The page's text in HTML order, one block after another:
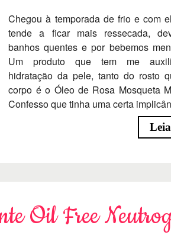
Chegou à temporada de frio e com
tende a ficar mais ressecada,
banhos quentes e por bebemos
Um produto que tem me
hidratação da pele, tanto do rosto
corpo é o Óleo de Rosa Mosqueta
Confesso que tinha uma certa
Oil Free